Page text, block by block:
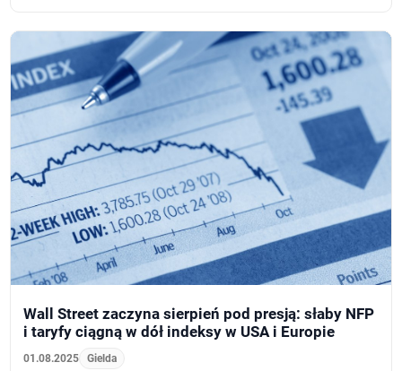
Wall Street zaczyna sierpień pod presją: słaby NFP
i taryfy ciągną w dół indeksy w USA i Europie
01.08.2025 Gielda